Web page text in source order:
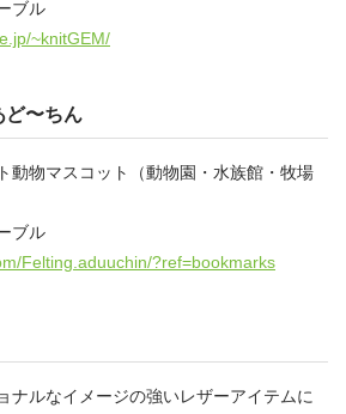
ブル
~knitGEM/
ど〜ちん
動物マスコット（動物園・水族館・牧場
ブル
Felting.aduuchin/?ref=bookmarks
ナルなイメージの強いレザーアイテムに